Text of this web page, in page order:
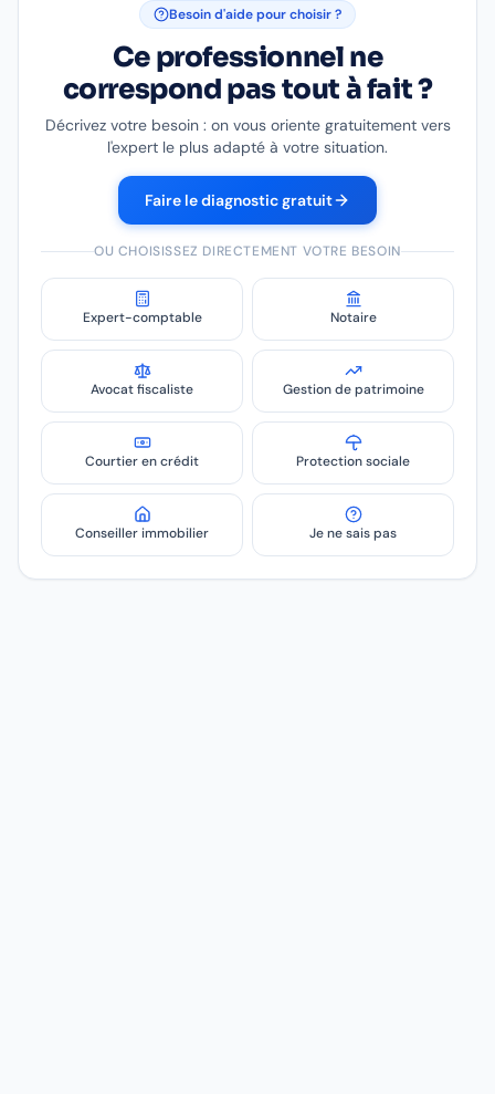
Besoin d'aide pour choisir ?
Ce professionnel ne
correspond pas tout à fait ?
Décrivez votre besoin : on vous oriente gratuitement vers
l'expert le plus adapté à votre situation.
Faire le diagnostic gratuit
OU CHOISISSEZ DIRECTEMENT VOTRE BESOIN
Expert-comptable Notaire
Avocat fiscaliste Gestion de patrimoine
Courtier en crédit Protection sociale
Conseiller immobilier Je ne sais pas